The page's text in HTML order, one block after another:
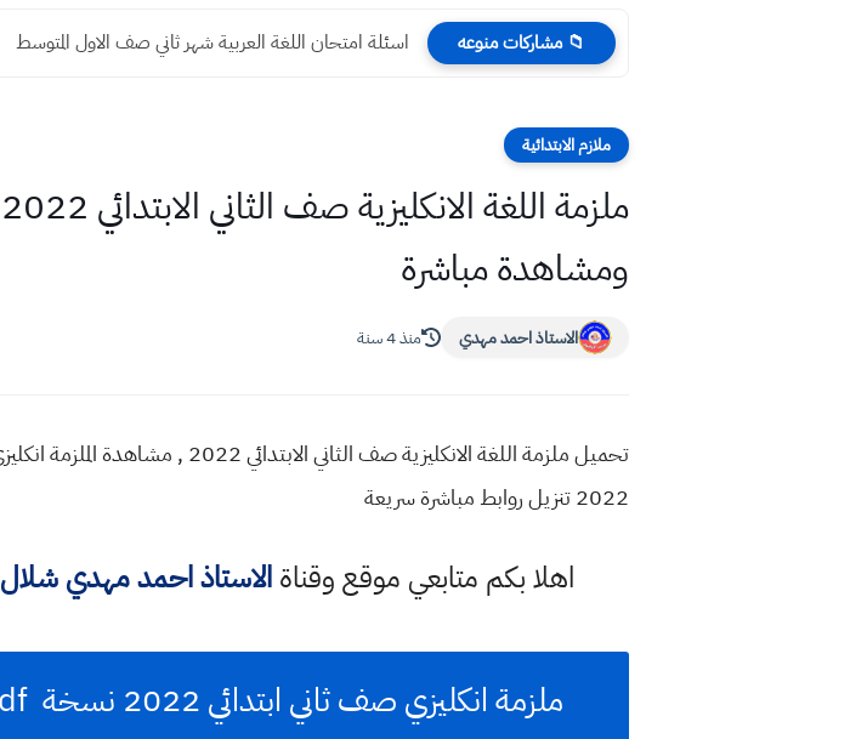
📁 مشاركات منوعه اسئلة امتحان اللغة العربية شهر ثاني صف الاول المتوسط
ملازم الابتدائية
ومشاهدة مباشرة
الاستاذ احمد مهدي منذ 4 سنة
2022 تنزيل روابط مباشرة سريعة
اهلا بكم متابعي موقع وقناةالاستاذ احمد مهدي شلال